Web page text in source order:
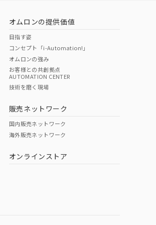
O
オムロンの提供価値
目指す姿
コンセプト「i-Automation!」
オムロンの強み
お客様との共創拠点
AUTOMATION CENTER
技術を磨く現場
販売ネットワーク
国内販売ネットワーク
海外販売ネットワーク
オンラインストア